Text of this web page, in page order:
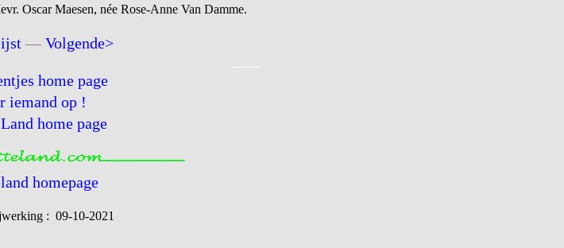
Oscar Maesen, née Rose-Anne Van Damme.
—Volgende>
home page
iemand op !
home page
homepage
: 09-10-2021